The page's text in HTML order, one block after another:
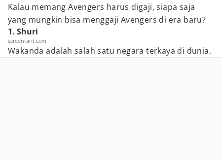
Kalau memang Avengers harus digaji, siapa saja
yang mungkin bisa menggaji Avengers di era baru?
1. Shuri
screenrant.com
Wakanda adalah salah satu negara terkaya di dunia.